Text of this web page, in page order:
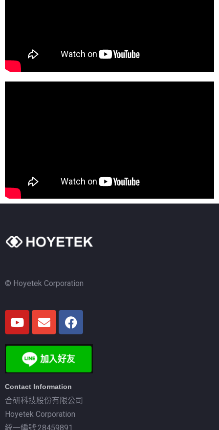
© Hoyetek Corporation
Contact Information
合研科技股份有限公司
Hoyetek Corporation
統一編號:28459891